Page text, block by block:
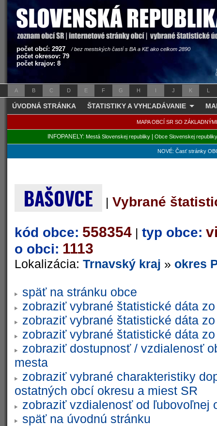
počet obcí: 2927 / bez mestských častí s BA a KE ako celkom 2890
počet okresov: 79
počet krajov: 8
A B C D E F G H I J K L
ÚVODNÁ STRÁNKA ŠTATISTIKY A VYHĽADÁVANIE
MAPA OBCÍ SR SO
INFOPANELY: Mestá Slovenskej republiky| Obce Slovenskej republiky
NOVÉ: Časť stránky
BAŠOVCE | Vybrané
kód obce: 558354 | typ obce:
o obci: 1113
Lokalizácia: Trnavský kraj » okres
späť na stránku obce
zobraziť vybrané štatistické dáta
zobraziť vybrané štatistické dáta
zobraziť vybrané štatistické dáta
zobraziť dostupnosť / vzdialenosť
mesta
zobraziť vybrané charakteristiky
ostatných obcí okresu a miest SR
zobraziť vzdialenosť od ľubovoľnej
späť na úvodnú stránku